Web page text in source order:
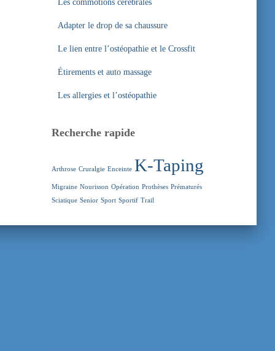
Les commotions cérébrales
Adapter le drop de sa chaussure
Le lien entre l’ostéopathie et le Crossfit
Étirements et auto massage
Les allergies et l’ostéopathie
Recherche rapide
Arthrose Cruralgie Enceinte K-Taping
Migraine Nourisson Opération Prothèses Prématurés
Sciatique Senior Sport Sportif Trail